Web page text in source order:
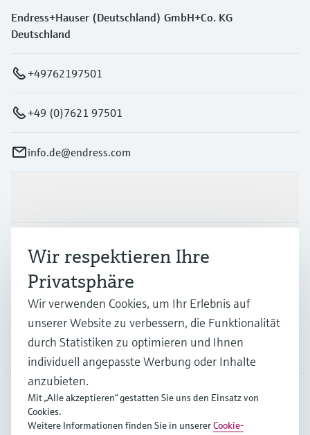
Endress+Hauser (Deutschland) GmbH+Co. KG
Deutschland
+49762197501
+49 (0)7621 97501
info.de@endress.com
Branchen
Support
Unternehmen
DEU
Wir respektieren Ihre
Privatsphäre
Wir verwenden Cookies, um Ihr Erlebnis auf
unserer Website zu verbessern, die Funktionalität
durch Statistiken zu optimieren und Ihnen
individuell angepasste Werbung oder Inhalte
anzubieten.
Mit „Alle akzeptieren“ gestatten Sie uns den Einsatz von
Cookies.
Weitere Informationen finden Sie in unsererCookie-